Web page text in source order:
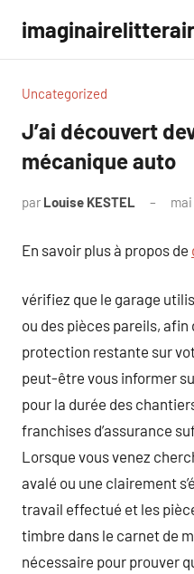
contenu
Uncategorized
J’ai découvert
mécanique auto
par Louise KESTEL
En savoir plus à propos de
vérifiez que le garage
ou des pièces pareils,
protection restante sur
peut-être vous informer
pour la durée des
franchises d’assurance
Lorsque vous venez
avalé ou une clairement
travail effectué et les
timbre dans le carnet de
nécessaire pour prouver